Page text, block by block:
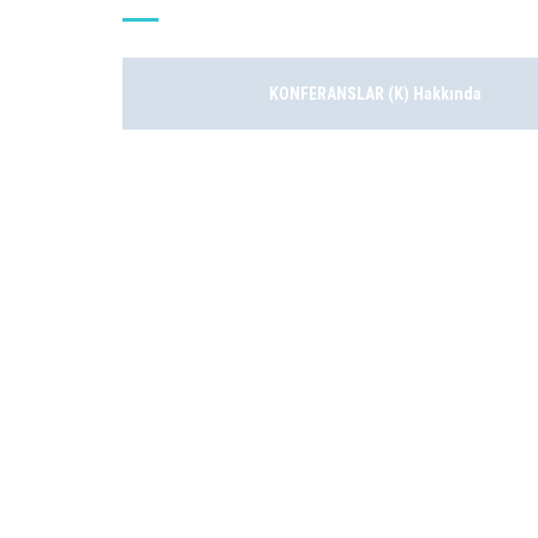
KONFERANSLAR (K) Hakkında